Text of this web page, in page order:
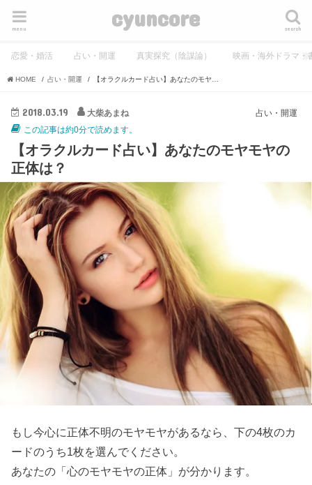
cyuncore search
menu
恋愛・婚活 占い・開運 真実探究（陰謀論） 映画・海外ドラマ・
HOME 占い・開運
占い・開運
2018.03.19
大柴あまね
この記事は約0分で読めます。
【オラクルカード占い】あなたのモヤモヤの
正体は？
もし今心に正体不明のモヤモヤがあるなら、下の4枚のカ
ードのうち1枚を選んでください。
あなたの「心のモヤモヤの正体」が分かります。